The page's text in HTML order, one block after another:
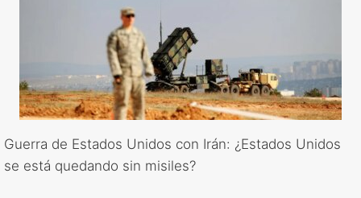
Guerra de Estados Unidos con Irán: ¿Estados Unidos
se está quedando sin misiles?